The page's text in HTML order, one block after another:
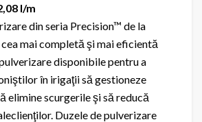
l/m
din seria Precision™ de la
mai completă şi mai eficientă
disponibile pentru a
în irigaţii să gestioneze
elimine scurgerile şi să reducă
Duzele de pulverizare